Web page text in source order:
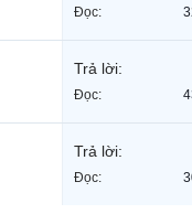
Đọc:
Trả lời:
Đọc:
Trả lời:
Đọc: